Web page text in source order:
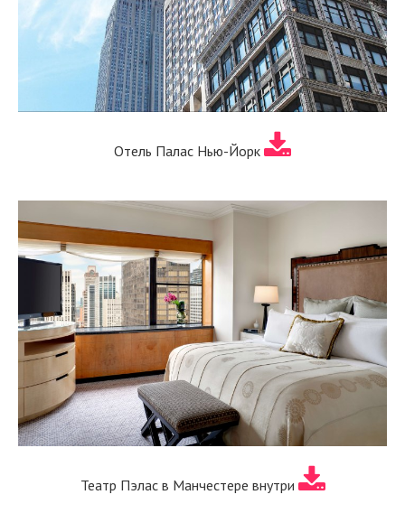
Отель Палас Нью-Йорк
Театр Пэлас в Манчестере внутри